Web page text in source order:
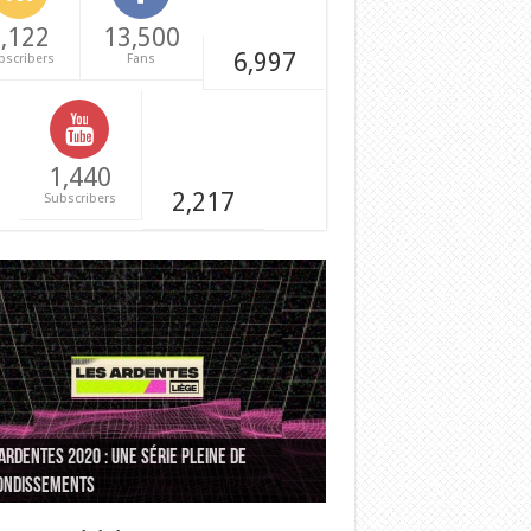
13,500
Fans 6,997
1,440
Subscribers 2,217
2020 : une série pleine de
Paris Hip Hop Winter va réveiller
hiver !On vous emmène à Dour !